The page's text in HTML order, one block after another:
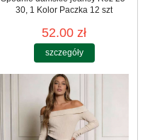
30, 1 Kolor Paczka 12 szt
52.00 zł
szczegóły